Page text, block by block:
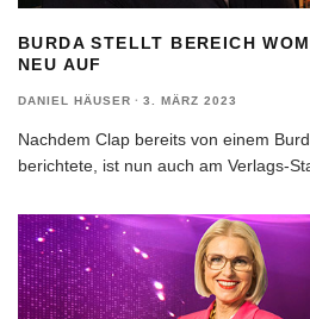
BURDA STELLT BEREICH
NEU AUF
DANIEL HÄUSER · 3. MÄRZ 2023
Nachdem Clap bereits von einem
berichtete, ist nun auch am Verlags-